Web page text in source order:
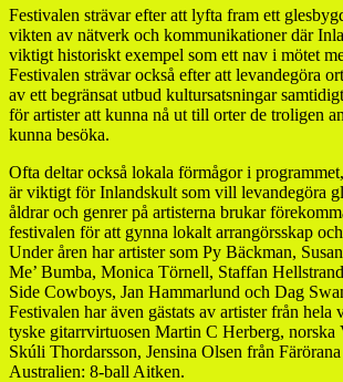
Festivalen strävar efter att lyfta fram ett
vikten av nätverk och kommunikationer där
viktigt historiskt exempel som ett nav i mötet
Festivalen strävar också efter att levandegöra
av ett begränsat utbud kultursatsningar
för artister att kunna nå ut till orter de troligen
kunna besöka.
Ofta deltar också lokala förmågor i
är viktigt för Inlandskult som vill levandegöra
åldrar och genrer på artisterna brukar
festivalen för att gynna lokalt arrangörsskap
Under åren har artister som Py Bäckman,
Me’ Bumba, Monica Törnell, Staffan
Side Cowboys, Jan Hammarlund och Dag
Festivalen har även gästats av artister från hela
tyske gitarrvirtuosen Martin C Herberg, norska
Skúli Thordarsson, Jensina Olsen från
Australien: 8-ball Aitken.